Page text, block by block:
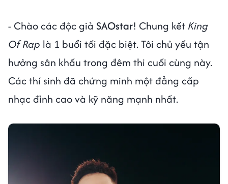
- Chào các độc giả SAOstar! Chung kết King
Of Rap là 1 buổi tối đặc biệt. Tôi chủ yếu tận
hưởng sân khấu trong đêm thi cuối cùng này.
Các thí sinh đã chứng minh một đẳng cấp
nhạc đỉnh cao và kỹ năng mạnh nhất.